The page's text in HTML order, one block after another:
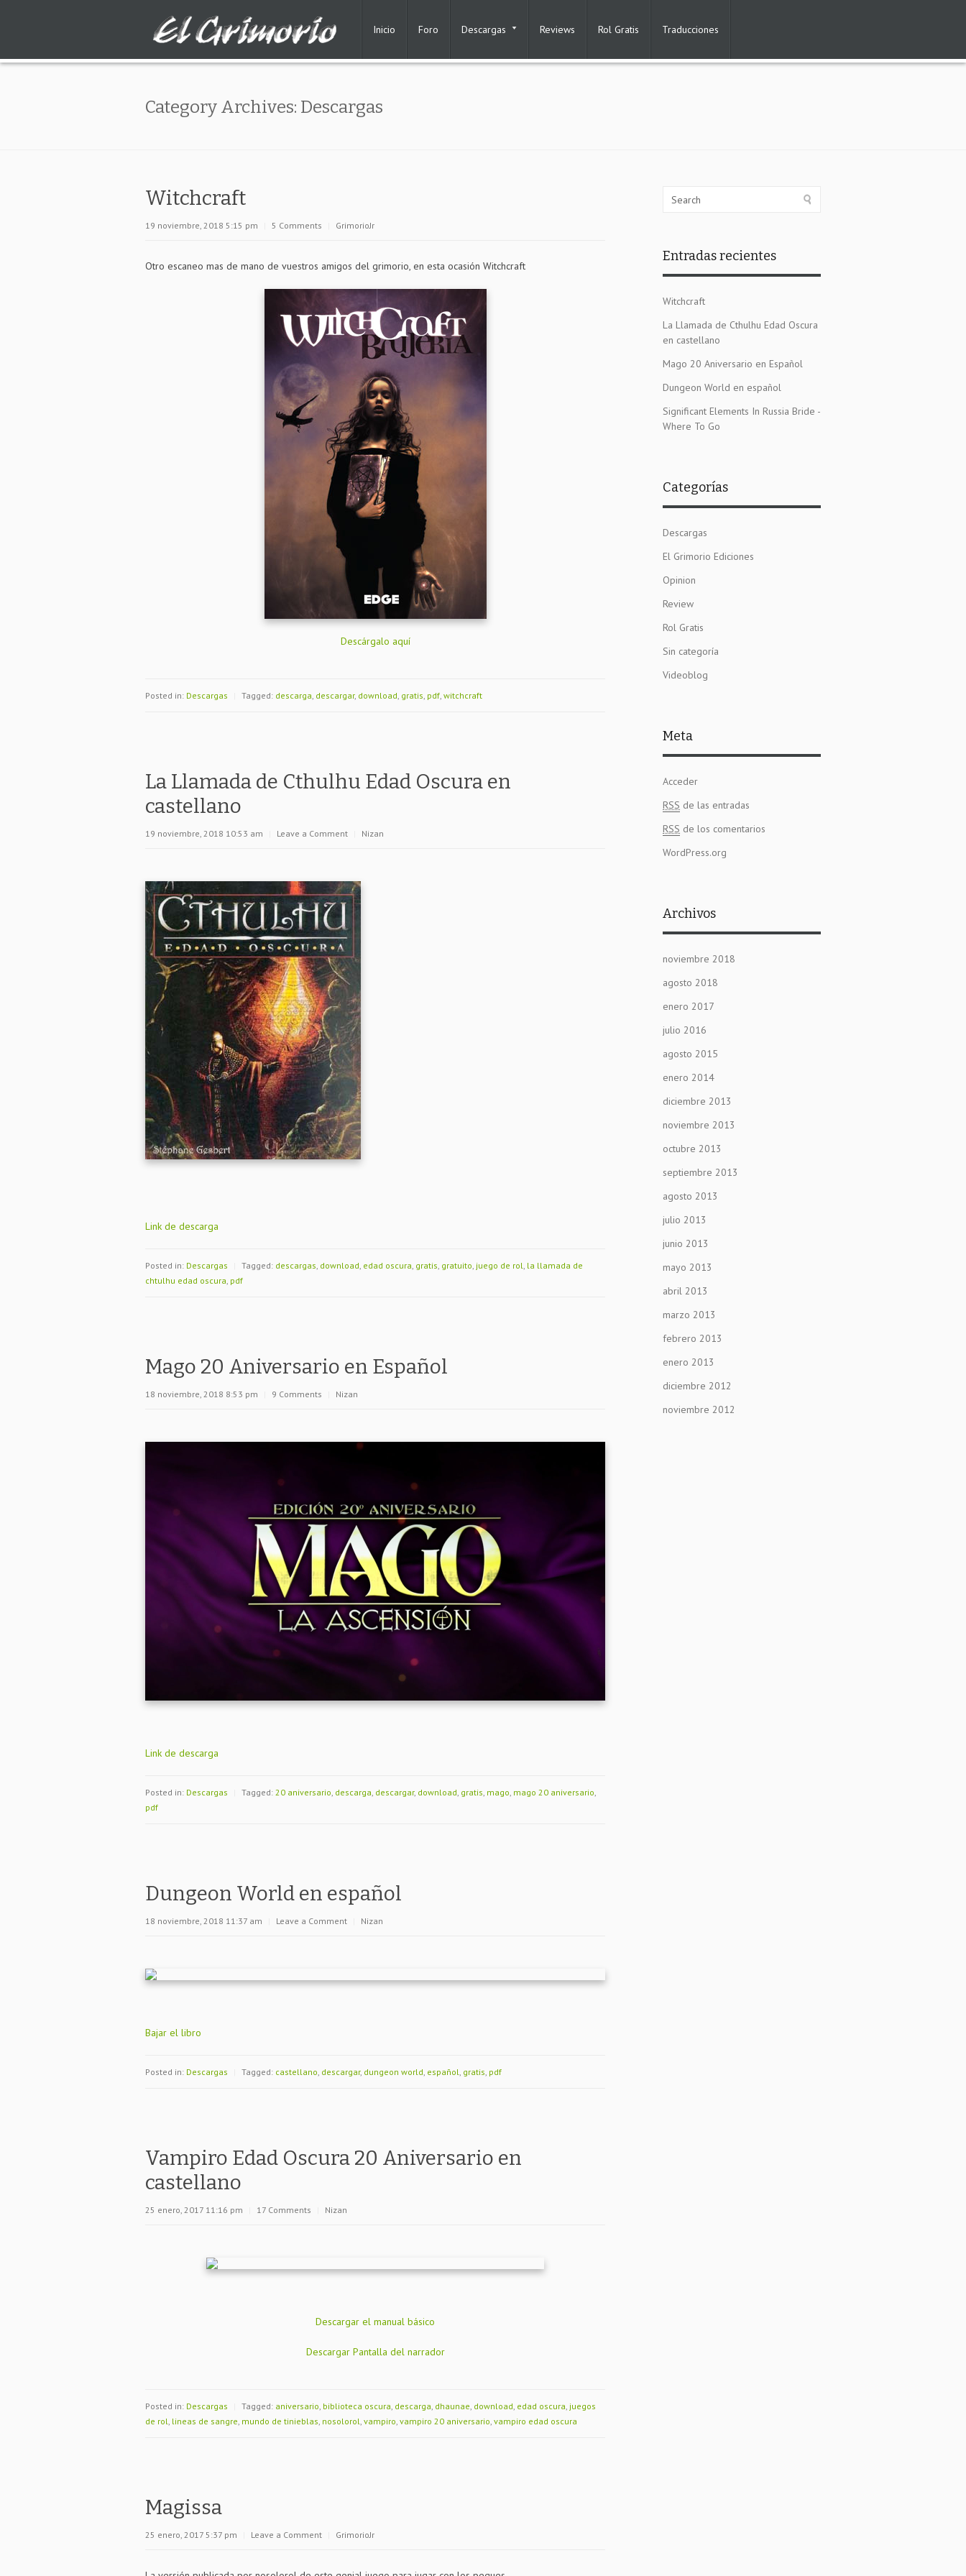
Inicio Foro Descargas Reviews Rol Gratis Traducciones
Category Archives: Descargas
Witchcraft
19 noviembre, 2018 5:15 pm 5 Comments GrimorioJr
Otro escaneo mas de mano de vuestros amigos del grimorio, en esta ocasión Witchcraft
Descárgalo aquí
Posted in: Descargas Tagged: descarga, descargar, download, gratis, pdf, witchcraft
La Llamada de Cthulhu Edad Oscura en
castellano
19 noviembre, 2018 10:53 am Leave a Comment Nizan
Link de descarga
Posted in: Descargas Tagged: descargas, download, edad oscura, gratis, gratuito, juego de rol, la llamada de
chtulhu edad oscura, pdf
Mago 20 Aniversario en Español
18 noviembre, 2018 8:53 pm 9 Comments Nizan
Link de descarga
Posted in: Descargas Tagged: 20 aniversario, descarga, descargar, download, gratis, mago, mago 20 aniversario,
pdf
Dungeon World en español
18 noviembre, 2018 11:37 am Leave a Comment Nizan
Bajar el libro
Posted in: Descargas Tagged: castellano, descargar, dungeon world, español, gratis, pdf
Vampiro Edad Oscura 20 Aniversario en
castellano
25 enero, 2017 11:16 pm 17 Comments Nizan
Descargar el manual básico
Descargar Pantalla del narrador
Posted in: Descargas Tagged: aniversario, biblioteca oscura, descarga, dhaunae, download, edad oscura, juegos
de rol, lineas de sangre, mundo de tinieblas, nosolorol, vampiro, vampiro 20 aniversario, vampiro edad oscura
Magissa
25 enero, 2017 5:37 pm Leave a Comment GrimorioJr
Entradas recientes
Witchcraft
La Llamada de Cthulhu Edad Oscura
en castellano
Mago 20 Aniversario en Español
Dungeon World en español
Significant Elements In Russia Bride -
Where To Go
Categorías
Descargas
El Grimorio Ediciones
Opinion
Review
Rol Gratis
Sin categoría
Videoblog
Meta
Acceder
RSS de las entradas
RSS de los comentarios
WordPress.org
Archivos
noviembre 2018
agosto 2018
enero 2017
julio 2016
agosto 2015
enero 2014
diciembre 2013
noviembre 2013
octubre 2013
septiembre 2013
agosto 2013
julio 2013
junio 2013
mayo 2013
abril 2013
marzo 2013
febrero 2013
enero 2013
diciembre 2012
noviembre 2012